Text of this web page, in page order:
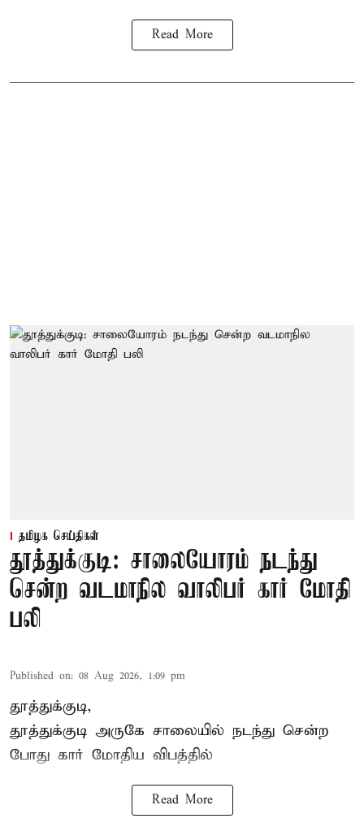
Read More
தமிழக செய்திகள்
தூத்துக்குடி: சாலையோரம் நடந்து
சென்ற வடமாநில வாலிபர் கார் மோதி
பலி
Published on: 08 Aug 2026, 1:09 pm
தூத்துக்குடி,
தூத்துக்குடி அருகே சாலையில் நடந்து சென்ற
போது கார் மோதிய விபத்தில்
Read More